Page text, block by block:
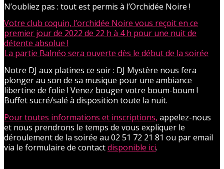
N’oubliez pas : tout est permis à l’Orchidée Noire !
Votre club coquin, l’orchidée Noire vous reçoit en ce
premier jour de 2022 de 22 h à 4 h pour une nuit de
détente absolue !
La partie Balnéo sera ouverte dès le début de la soirée
Notre DJ aux platines ce soir : DJ Mystère nous fera
plonger au son de sa musique pour une ambiance
libertine de folie ! Venez bouger votre boum-boum !
Buffet sucré/salé à disposition toute la nuit.
Pour toutes informations et inscriptions, appelez-nous
et nous prendrons le temps de vous expliquer le
déroulement de la soirée au 02 51 72 21 81 ou par email
via le formulaire de contactdisponible ici.